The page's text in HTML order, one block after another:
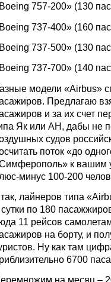
757-200» (130
737-400» (160
737-500» (130
737-700» (140
модели «Airbus»
Предлагаю
и за их счет
Як или АН, дабы не
судов
поток «до
к вашим
минус 100-200
лайнеров типа
сутки по 180
11 рейсов
на борту, и
Ну как там
6700
на месяц –